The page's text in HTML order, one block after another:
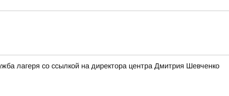
лагеря со ссылкой на директора центра Дмитрия Шевченко